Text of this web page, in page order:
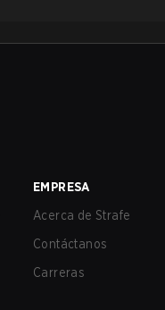
EMPRESA
Acerca de Strafe
Contáctanos
Carreras